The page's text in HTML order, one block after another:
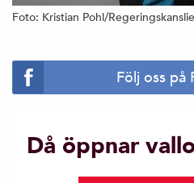
Foto: Kristian Pohl/
Följ oss på
Då öppnar